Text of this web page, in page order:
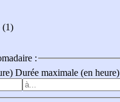
(1)
:
Durée maximale (en heure)